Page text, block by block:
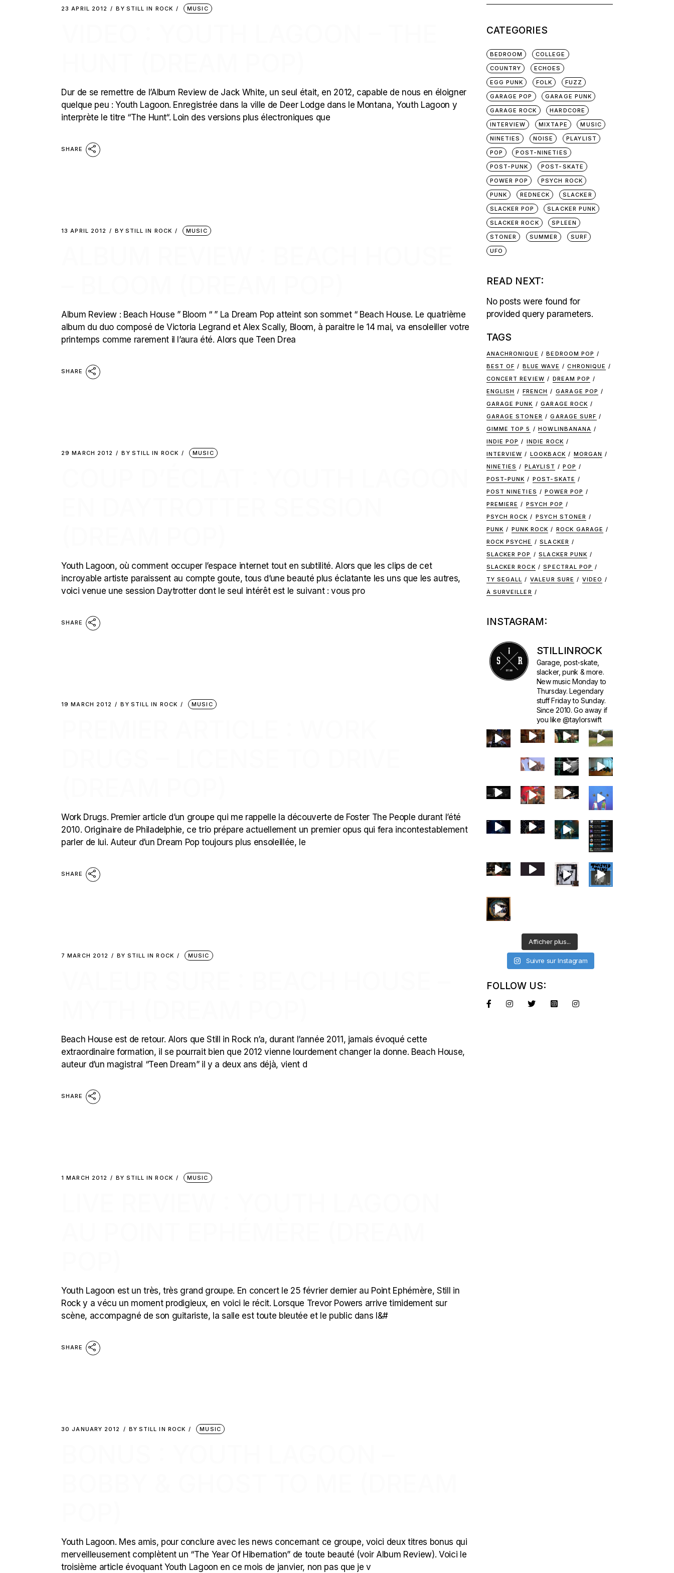
23 APRIL 2012 BY STILL IN ROCK MUSIC
Dur de se remettre de l’Album Review de Jack White, un seul était, en 2012, capable de nous en éloigner
quelque peu : Youth Lagoon. Enregistrée dans la ville de Deer Lodge dans le Montana, Youth Lagoon y
interprète le titre “The Hunt“. Loin des versions plus électroniques que
SHARE
13 APRIL 2012 BY STILL IN ROCK MUSIC
Album Review : Beach House ” Bloom “ ” La Dream Pop atteint son sommet “ Beach House. Le quatrième
album du duo composé de Victoria Legrand et Alex Scally, Bloom, à paraitre le 14 mai, va ensoleiller votre
printemps comme rarement il l’aura été. Alors que Teen Drea
SHARE
29 MARCH 2012 BY STILL IN ROCK MUSIC
Youth Lagoon, où comment occuper l’espace internet tout en subtilité. Alors que les clips de cet
incroyable artiste paraissent au compte goute, tous d’une beauté plus éclatante les uns que les autres,
voici venue une session Daytrotter dont le seul intérêt est le suivant : vous pro
SHARE
19 MARCH 2012 BY STILL IN ROCK MUSIC
Work Drugs. Premier article d’un groupe qui me rappelle la découverte de Foster The People durant l’été
2010. Originaire de Philadelphie, ce trio prépare actuellement un premier opus qui fera incontestablement
parler de lui. Auteur d’un Dream Pop toujours plus ensoleillée, le
SHARE
7 MARCH 2012 BY STILL IN ROCK MUSIC
Beach House est de retour. Alors que Still in Rock n’a, durant l’année 2011, jamais évoqué cette
extraordinaire formation, il se pourrait bien que 2012 vienne lourdement changer la donne. Beach House,
auteur d’un magistral “Teen Dream” il y a deux ans déjà, vient d
SHARE
1 MARCH 2012 BY STILL IN ROCK MUSIC
Youth Lagoon est un très, très grand groupe. En concert le 25 février dernier au Point Ephémère, Still in
Rock y a vécu un moment prodigieux, en voici le récit. Lorsque Trevor Powers arrive timidement sur
scène, accompagné de son guitariste, la salle est toute bleutée et le public dans l&#
SHARE
30 JANUARY 2012 BY STILL IN ROCK MUSIC
Youth Lagoon. Mes amis, pour conclure avec les news concernant ce groupe, voici deux titres bonus qui
merveilleusement complètent un “The Year Of Hibernation” de toute beauté (voir Album Review). Voici le
troisième article évoquant Youth Lagoon en ce mois de janvier, non pas que je v
CATEGORIES
BEDROOM
COLLEGE
COUNTRY
ECHOES
EGG PUNK
FOLK
FUZZ
GARAGE POP
GARAGE PUNK
GARAGE ROCK
HARDCORE
INTERVIEW
MIXTAPE
MUSIC
NINETIES
NOISE
PLAYLIST
POP
POST-NINETIES
POST-PUNK
POST-SKATE
POWER POP
PSYCH ROCK
PUNK
REDNECK
SLACKER
SLACKER POP
SLACKER PUNK
SLACKER ROCK
SPLEEN
STONER
SUMMER
SURF
UFO
READ NEXT:
No posts were found for
provided query parameters.
TAGS
ANACHRONIQUE
BEDROOM POP
BEST OF
BLUE WAVE
CHRONIQUE
CONCERT REVIEW
DREAM POP
ENGLISH
FRENCH
GARAGE POP
GARAGE PUNK
GARAGE ROCK
GARAGE STONER
GARAGE SURF
GIMME TOP 5
HOWLINBANANA
INDIE POP
INDIE ROCK
INTERVIEW
LOOKBACK
MORGAN
NINETIES
PLAYLIST
POP
POST-PUNK
POST-SKATE
POST NINETIES
POWER POP
PREMIERE
PSYCH POP
PSYCH ROCK
PSYCH STONER
PUNK
PUNK ROCK
ROCK GARAGE
ROCK PSYCHE
SLACKER
SLACKER POP
SLACKER PUNK
SLACKER ROCK
SPECTRAL POP
TY SEGALL
VALEUR SURE
VIDEO
À SURVEILLER
INSTAGRAM:
STILLINROCK
Garage, post-skate,
slacker, punk & more.
New music Monday to
Thursday. Legendary
stuff Friday to Sunday.
Since 2010. Go away if
you like @taylorswift
Afficher plus...
Suivre sur Instagram
FOLLOW US: